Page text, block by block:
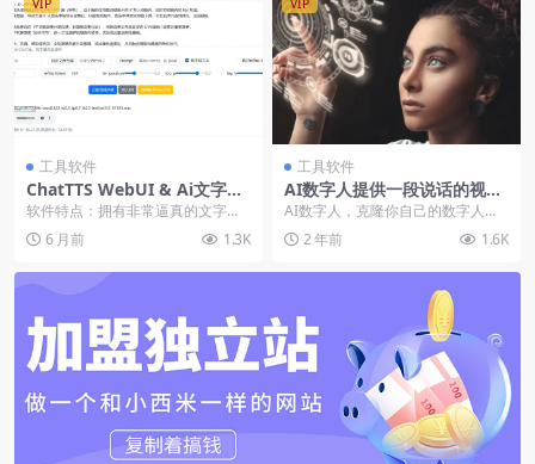
VIP
工具软件
ChatTTS WebUI & Ai文字转
语音工具，本地运行超强无限
软件特点：拥有非常逼真的文字转
语音效果需要4G显存或者是以上才
可以运行使用简单，...
6 月前 1.3K
VIP
工具软件
AI数字人提供一段说话的视频
生成专属数字人
AI数字人，克隆你自己的数字人，
生成专属数字人上传一段说话的视
频，克隆成数字人视...
2 年前 1.6K